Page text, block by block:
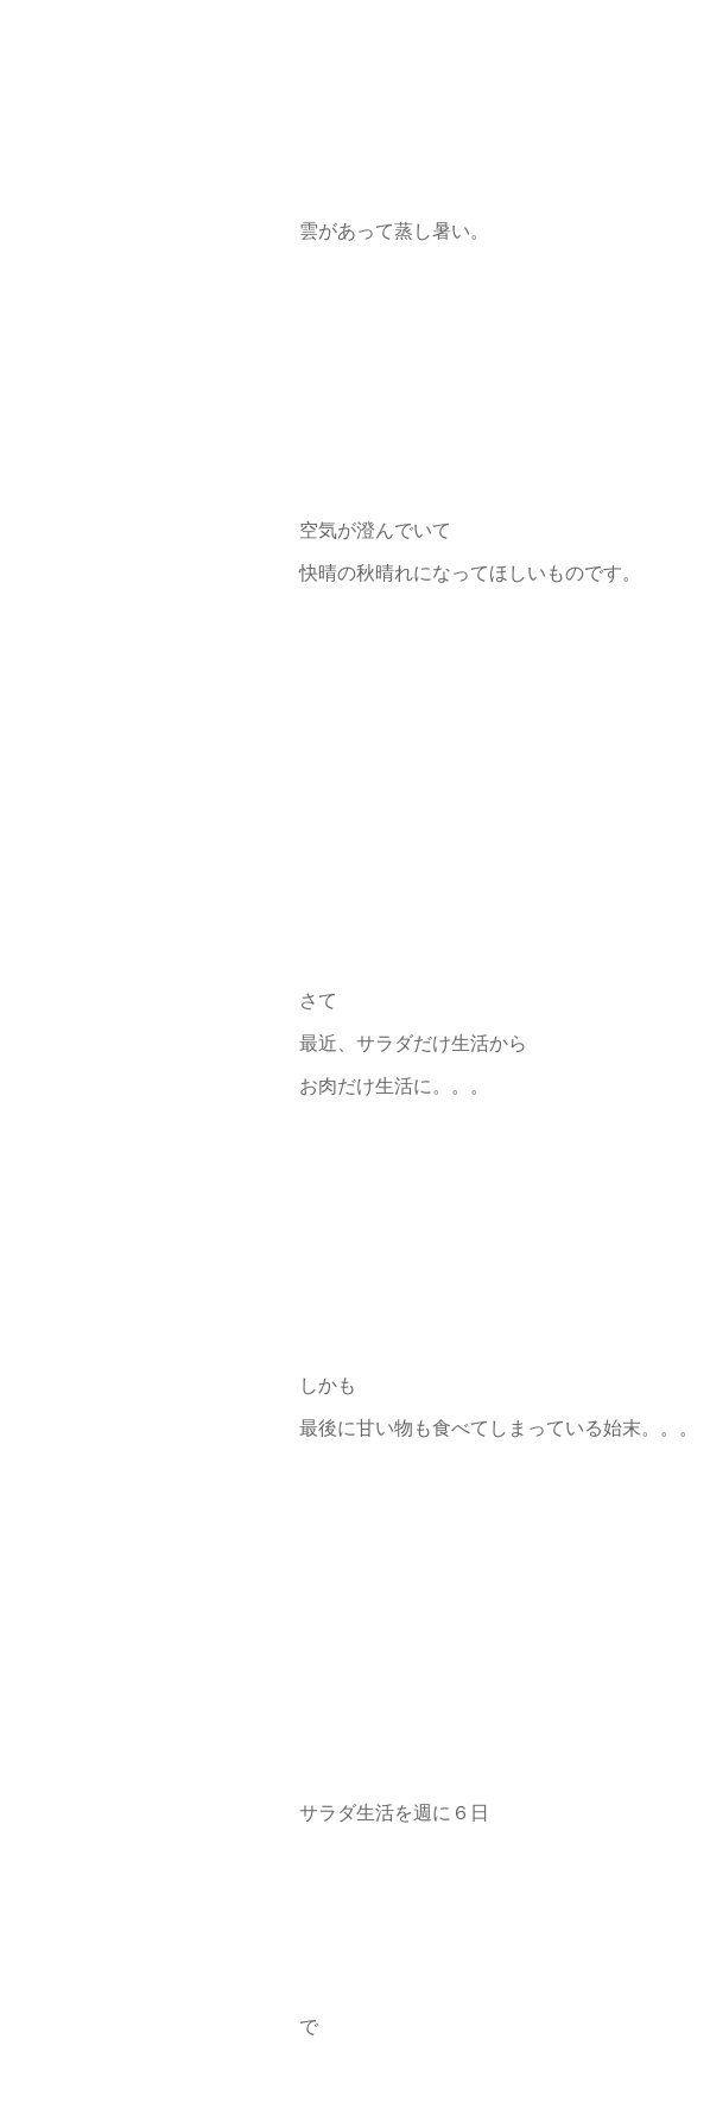
雲があって蒸し暑い。
空気が澄んでいて
快晴の秋晴れになってほしいものです。
さて
最近、サラダだけ生活から
お肉だけ生活に。。。
しかも
最後に甘い物も食べてしまっている始末。。。
サラダ生活を週に６日
で